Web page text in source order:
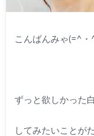
こんばんみゃ(=^・
ずっと欲しかった
してみたいことが